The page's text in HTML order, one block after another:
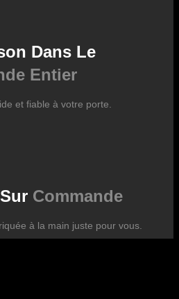
Dans Le
Entier
et fiable à votre porte.
Commande
à la main juste pour vous.